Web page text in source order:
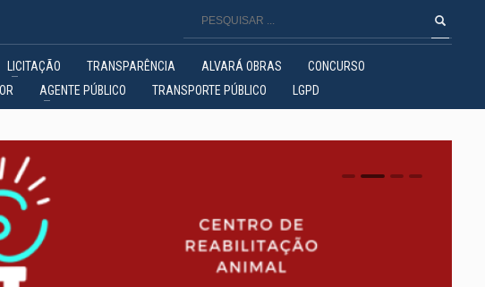
LICITAÇÃO TRANSPARÊNCIA ALVARÁ OBRAS
CONCURSO
AGENTE PÚBLICO TRANSPORTE PÚBLICO LGPD
0 1 2